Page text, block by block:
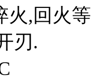
火,回火
刃.